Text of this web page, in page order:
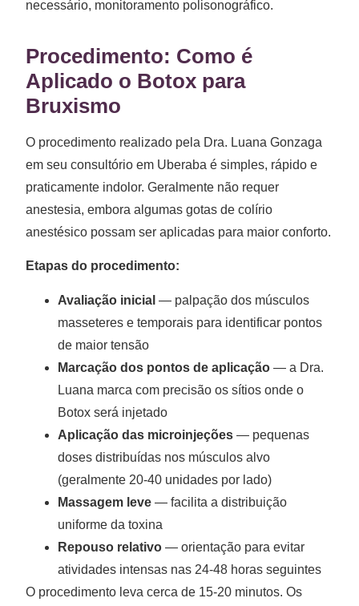
necessário, monitoramento polisonográfico.
Procedimento: Como é
Aplicado o Botox para
Bruxismo
O procedimento realizado pela Dra. Luana Gonzaga
em seu consultório em Uberaba é simples, rápido e
praticamente indolor. Geralmente não requer
anestesia, embora algumas gotas de colírio
anestésico possam ser aplicadas para maior conforto.
Etapas do procedimento:
Avaliação inicial — palpação dos músculos
masseteres e temporais para identificar pontos
de maior tensão
Marcação dos pontos de aplicação — a Dra.
Luana marca com precisão os sítios onde o
Botox será injetado
Aplicação das microinjeções — pequenas
doses distribuídas nos músculos alvo
(geralmente 20-40 unidades por lado)
Massagem leve — facilita a distribuição
uniforme da toxina
Repouso relativo — orientação para evitar
atividades intensas nas 24-48 horas seguintes
O procedimento leva cerca de 15-20 minutos. Os